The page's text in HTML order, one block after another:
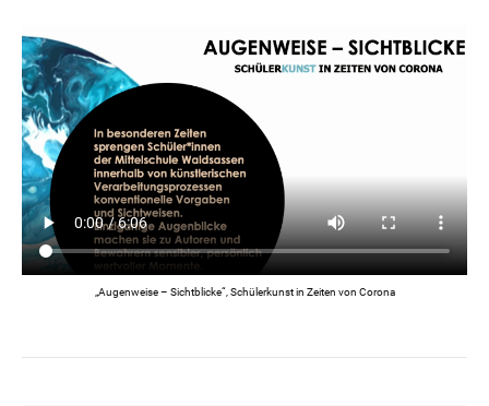
„Augenweise – Sichtblicke“, Schülerkunst in Zeiten von Corona